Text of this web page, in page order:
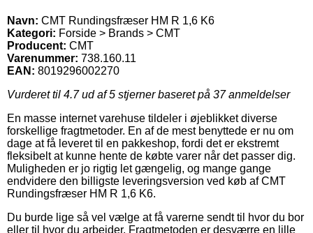
Navn: CMT Rundingsfræser HM R 1,6 K6
Kategori: Forside > Brands > CMT
Producent: CMT
Varenummer: 738.160.11
EAN: 8019296002270
Vurderet til 4.7ud af 5 stjerner baseret på 37anmeldelser
En masse internet varehuse tildeler i øjeblikket diverse
forskellige fragtmetoder. En af de mest benyttede er nu om
dage at få leveret til en pakkeshop, fordi det er ekstremt
fleksibelt at kunne hente de købte varer når det passer dig.
Muligheden er jo rigtig let gængelig, og mange gange
endvidere den billigste leveringsversion ved køb af CMT
Rundingsfræser HM R 1,6 K6.
Du burde lige så vel vælge at få varerne sendt til hvor du bor
eller til hvor du arbejder. Fragtmetoden er desværre en lille